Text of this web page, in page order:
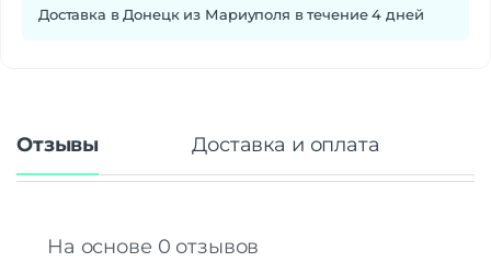
Доставка в Донецк из Мариуполя в течение 4 дней
Отзывы Доставка и оплата
На основе 0 отзывов